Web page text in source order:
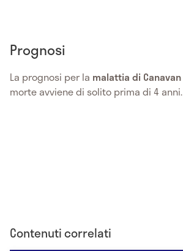
Prognosi
La prognosi per la malattia di Canavan
morte avviene di solito prima di 4 anni.
Contenuti correlati